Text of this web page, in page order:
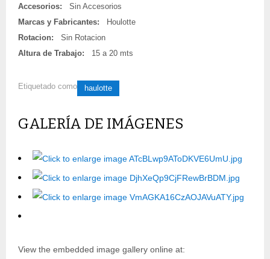
Accesorios:
Sin Accesorios
Marcas y Fabricantes:
Houlotte
Rotacion:
Sin Rotacion
Altura de Trabajo:
15 a 20 mts
Etiquetado como haulotte
GALERÍA DE IMÁGENES
View the embedded image gallery online at: